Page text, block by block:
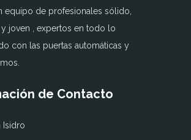
equipo de profesionales sólido,
joven , expertos en todo lo
con las puertas automáticas y
de Contacto
Isidro